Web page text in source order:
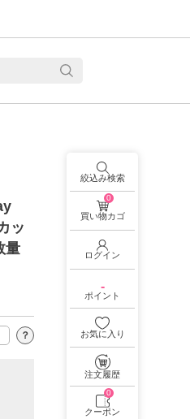
ッ
量
？
絞込み検索
0
買い物カゴ
ログイン
-
ポイント
お気に入り
注文履歴
0
クーポン
一覧を見る